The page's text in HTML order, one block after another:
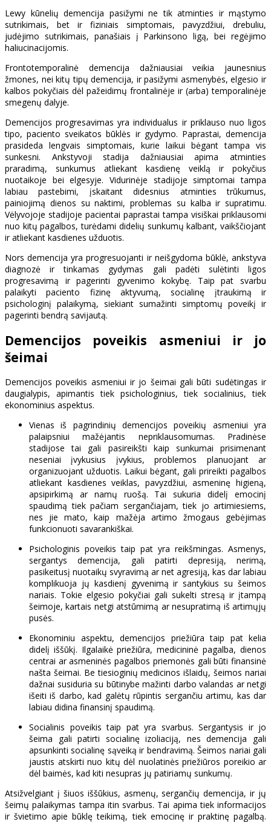
Lewy kūnelių demencija pasižymi ne tik atminties ir mąstymo
sutrikimais, bet ir fiziniais simptomais, pavyzdžiui, drebuliu,
judėjimo sutrikimais, panašiais į Parkinsono ligą, bei regėjimo
haliucinacijomis.
Frontotemporalinė demencija dažniausiai veikia jaunesnius
žmones, nei kitų tipų demencija, ir pasižymi asmenybės, elgesio ir
kalbos pokyčiais dėl pažeidimų frontalinėje ir (arba) temporalinėje
smegenų dalyje.
Demencijos progresavimas yra individualus ir priklauso nuo ligos
tipo, paciento sveikatos būklės ir gydymo. Paprastai, demencija
prasideda lengvais simptomais, kurie laikui bėgant tampa vis
sunkesni. Ankstyvoji stadija dažniausiai apima atminties
praradimą, sunkumus atliekant kasdienę veiklą ir pokyčius
nuotaikoje bei elgesyje. Vidurinėje stadijoje simptomai tampa
labiau pastebimi, įskaitant didesnius atminties trūkumus,
painiojimą dienos su naktimi, problemas su kalba ir supratimu.
Vėlyvojoje stadijoje pacientai paprastai tampa visiškai priklausomi
nuo kitų pagalbos, turėdami didelių sunkumų kalbant, vaikščiojant
ir atliekant kasdienes užduotis.
Nors demencija yra progresuojanti ir neišgydoma būklė, ankstyva
diagnozė ir tinkamas gydymas gali padėti sulėtinti ligos
progresavimą ir pagerinti gyvenimo kokybę. Taip pat svarbu
palaikyti paciento fizinę aktyvumą, socialinę įtraukimą ir
psichologinį palaikymą, siekiant sumažinti simptomų poveikį ir
pagerinti bendrą savijautą.
Demencijos poveikis asmeniui ir jo
šeimai
Demencijos poveikis asmeniui ir jo šeimai gali būti sudėtingas ir
daugialypis, apimantis tiek psichologinius, tiek socialinius, tiek
ekonominius aspektus.
Vienas iš pagrindinių demencijos poveikių asmeniui yra
palaipsniui mažėjantis nepriklausomumas. Pradinėse
stadijose tai gali pasireikšti kaip sunkumai prisimenant
neseniai įvykusius įvykius, problemos planuojant ar
organizuojant užduotis. Laikui bėgant, gali prireikti pagalbos
atliekant kasdienes veiklas, pavyzdžiui, asmeninę higieną,
apsipirkimą ar namų ruošą. Tai sukuria didelį emocinį
spaudimą tiek pačiam sergančiajam, tiek jo artimiesiems,
nes jie mato, kaip mažėja artimo žmogaus gebėjimas
funkcionuoti savarankiškai.
Psichologinis poveikis taip pat yra reikšmingas. Asmenys,
sergantys demencija, gali patirti depresiją, nerimą,
pasikeitusį nuotaikų svyravimą ar net agresiją, kas dar labiau
komplikuoja jų kasdienį gyvenimą ir santykius su šeimos
nariais. Tokie elgesio pokyčiai gali sukelti stresą ir įtampą
šeimoje, kartais netgi atstūmimą ar nesupratimą iš artimųjų
pusės.
Ekonominiu aspektu, demencijos priežiūra taip pat kelia
didelį iššūkį. Ilgalaikė priežiūra, medicininė pagalba, dienos
centrai ar asmeninės pagalbos priemonės gali būti finansinė
našta šeimai. Be tiesioginių medicinos išlaidų, šeimos nariai
dažnai susiduria su būtinybe mažinti darbo valandas ar netgi
išeiti iš darbo, kad galėtų rūpintis sergančiu artimu, kas dar
labiau didina finansinį spaudimą.
Socialinis poveikis taip pat yra svarbus. Sergantysis ir jo
šeima gali patirti socialinę izoliaciją, nes demencija gali
apsunkinti socialinę sąveiką ir bendravimą. Šeimos nariai gali
jaustis atskirti nuo kitų dėl nuolatinės priežiūros poreikio ar
dėl baimės, kad kiti nesupras jų patiriamų sunkumų.
Atsižvelgiant į šiuos iššūkius, asmenų, sergančių demencija, ir jų
šeimų palaikymas tampa itin svarbus. Tai apima tiek informacijos
ir švietimo apie būklę teikimą, tiek emocinę ir praktinę pagalbą.